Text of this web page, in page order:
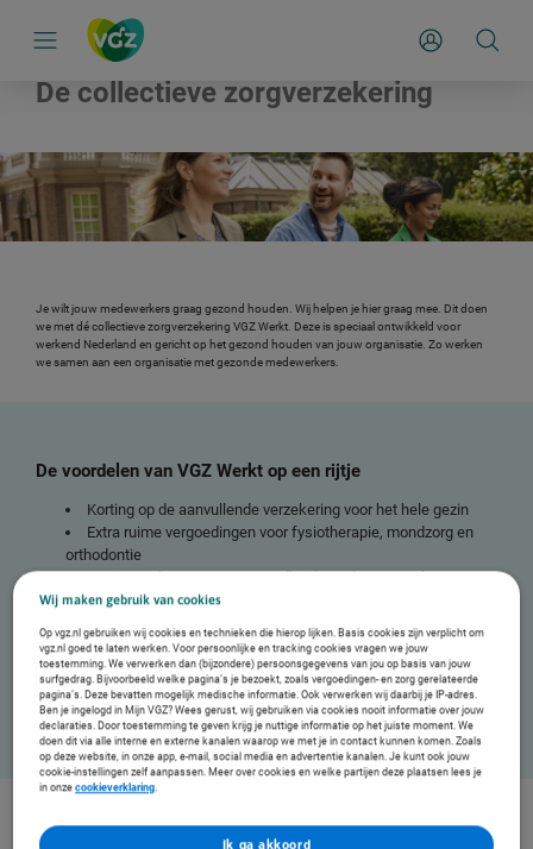
a
v
g
Mijn Zakelijk
De collectieve zorgverzekering
Je wilt jouw medewerkers graag gezond houden. Wij helpen je hier graag mee. Dit doen
we met dé collectieve zorgverzekering VGZ Werkt. Deze is speciaal ontwikkeld voor
werkend Nederland en gericht op het gezond houden van jouw organisatie. Zo werken
we samen aan een organisatie met gezonde medewerkers.
De voordelen van VGZ Werkt op een rijtje
Korting op de aanvullende verzekering voor het hele gezin
Extra ruime vergoedingen voor fysiotherapie, mondzorg en
orthodontie
Korting op beweeg- en gezondheidsproducten zoals
fitnessartikelen
werk- en leefstijlprogramma
Persoonlijk advies van een Mentaal fit coach
Een gezondere werk-privé balans met het programma
Mindful Werken
Wij maken gebruik van cookies
Op vgz.nl gebruiken wij cookies en technieken die hierop lijken. Basis cookies zijn verplicht om
vgz.nl goed te laten werken. Voor persoonlijke en tracking cookies vragen we jouw
toestemming. We verwerken dan (bijzondere) persoonsgegevens van jou op basis van jouw
surfgedrag. Bijvoorbeeld welke pagina’s je bezoekt, zoals vergoedingen- en zorg gerelateerde
pagina’s. Deze bevatten mogelijk medische informatie. Ook verwerken wij daarbij je IP-adres.
Ben je ingelogd in Mijn VGZ? Wees gerust, wij gebruiken via cookies nooit informatie over jouw
declaraties. Door toestemming te geven krijg je nuttige informatie op het juiste moment. We
doen dit via alle interne en externe kanalen waarop we met je in contact kunnen komen. Zoals
op deze website, in onze app, e-mail, social media en advertentie kanalen. Je kunt ook jouw
cookie-instellingen zelf aanpassen. Meer over cookies en welke partijen deze plaatsen lees je
in onzecookieverklaring.
Ik ga akkoord